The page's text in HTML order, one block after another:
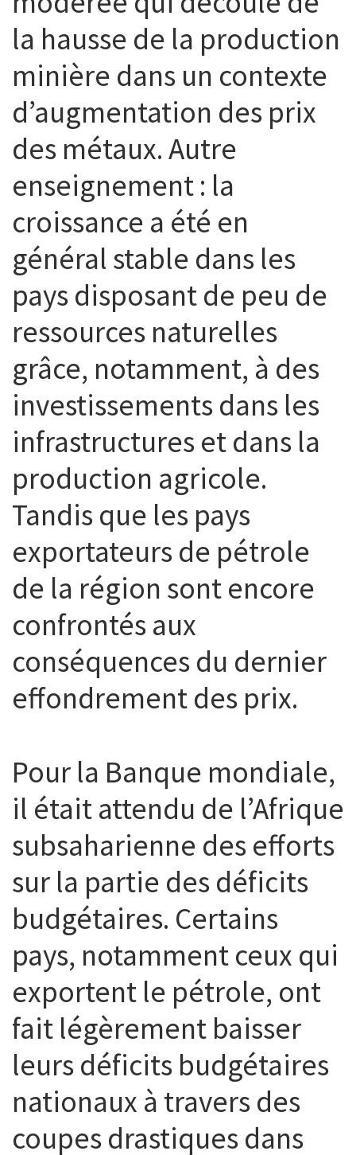
la hausse de la production
minière dans un contexte
d’augmentation des prix
des métaux. Autre
enseignement : la
croissance a été en
général stable dans les
pays disposant de peu de
ressources naturelles
grâce, notamment, à des
investissements dans les
infrastructures et dans la
production agricole.
Tandis que les pays
exportateurs de pétrole
de la région sont encore
confrontés aux
conséquences du dernier
effondrement des prix.
Pour la Banque mondiale,
il était attendu de l’Afrique
subsaharienne des efforts
sur la partie des déficits
budgétaires. Certains
pays, notamment ceux qui
exportent le pétrole, ont
fait légèrement baisser
leurs déficits budgétaires
nationaux à travers des
coupes drastiques dans